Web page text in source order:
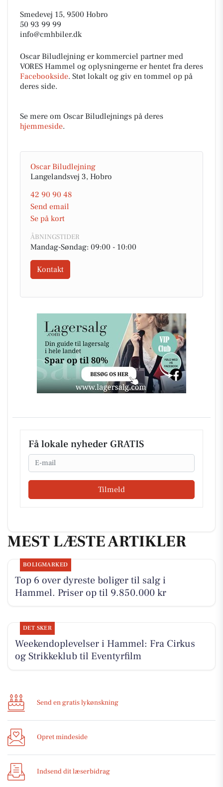
Smedevej 15, 9500 Hobro
50 93 99 99
info@cmhbiler.dk
Oscar Biludlejning er kommerciel partner med
VORES Hammel og oplysningerne er hentet fra deres
Facebookside. Støt lokalt og giv en tommel op på
deres side.
Se mere om Oscar Biludlejnings på deres
hjemmeside.
Oscar Biludlejning
Langelandsvej 3, Hobro
42 90 90 48
Send email
Se på kort
ÅBNINGSTIDER
Mandag-Søndag: 09:00 - 10:00
Kontakt
Få lokale nyheder GRATIS
Email
Tilmeld
MEST LÆSTE ARTIKLER
BOLIGMARKED
Top 6 over dyreste boliger til salg i
Hammel. Priser op til 9.850.000 kr
DET SKER
Weekendoplevelser i Hammel: Fra Cirkus
og Strikkeklub til Eventyrfilm
Send en gratis lykønskning
Opret mindeside
Indsend dit læserbidrag